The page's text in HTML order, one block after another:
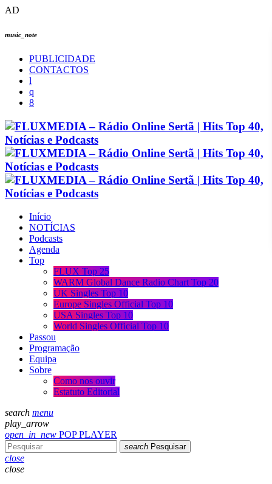
AD
music_note
PUBLICIDADE
CONTACTOS
Início
NOTÍCIAS
Podcasts
Agenda
Top
FLUX Top 25
WARM Global Dance Radio Chart Top 20
UK Singles Top 10
Europe Singles Official Top 10
USA Singles Top 10
World Singles Official Top 10
Passou
Programação
Equipa
Sobre
Como nos ouvir
Estatuto Editorial
search menu
play_arrow
open_in_new POP PLAYER
search Pesquisar
close
close